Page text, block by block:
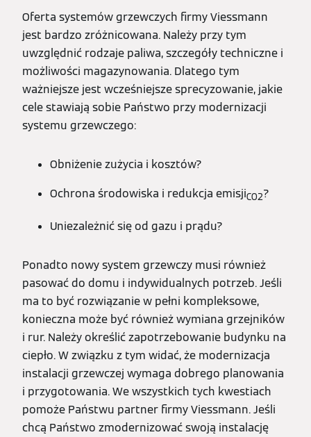
Oferta systemów grzewczych firmy Viessmann
jest bardzo zróżnicowana. Należy przy tym
uwzględnić rodzaje paliwa, szczegóły techniczne i
możliwości magazynowania. Dlatego tym
ważniejsze jest wcześniejsze sprecyzowanie, jakie
cele stawiają sobie Państwo przy modernizacji
systemu grzewczego:
Obniżenie zużycia i kosztów?
Ochrona środowiska i redukcja emisjiCO2?
Uniezależnić się od gazu i prądu?
Ponadto nowy system grzewczy musi również
pasować do domu i indywidualnych potrzeb. Jeśli
ma to być rozwiązanie w pełni kompleksowe,
konieczna może być również wymiana grzejników
i rur. Należy określić zapotrzebowanie budynku na
ciepło. W związku z tym widać, że modernizacja
instalacji grzewczej wymaga dobrego planowania
i przygotowania. We wszystkich tych kwestiach
pomoże Państwu partner firmy Viessmann. Jeśli
chcą Państwo zmodernizować swoją instalację